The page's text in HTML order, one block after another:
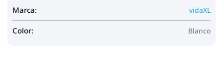
Marca: vidaXL
Color: Blanco